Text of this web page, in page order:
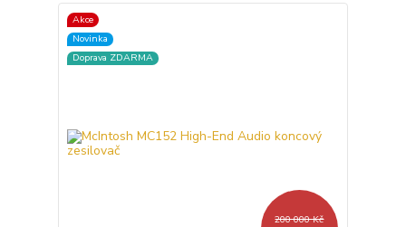
Akce
Novinka
Doprava ZDARMA
200 000 Kč